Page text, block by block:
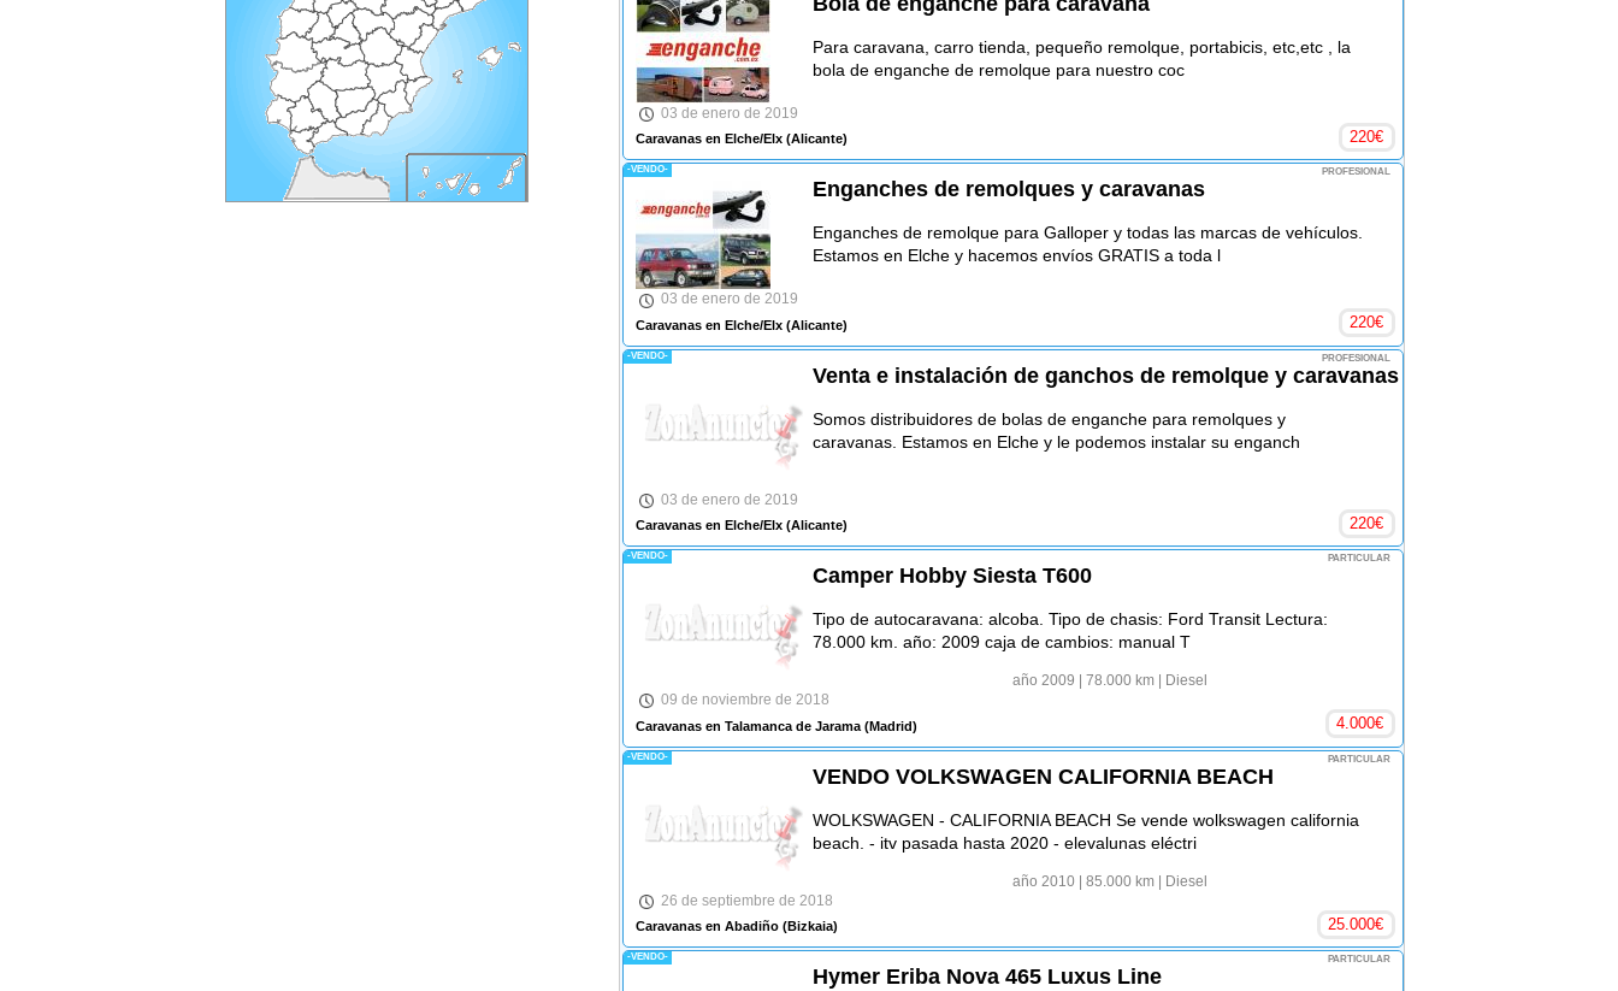
Para caravana, carro tienda, pequeño remolque, portabicis, etc,etc , la
bola de enganche de remolque para nuestro coc
03 de enero de 2019
Caravanas en Elche/Elx(Alicante) 220€
-VENDO- PROFESIONAL
Enganches de remolques y caravanas
Enganches de remolque para Galloper y todas las marcas de vehículos.
Estamos en Elche y hacemos envíos GRATIS a toda l
03 de enero de 2019
Caravanas en Elche/Elx(Alicante) 220€
-VENDO- PROFESIONAL
Venta e instalación de ganchos de remolque y caravanas
Somos distribuidores de bolas de enganche para remolques y
caravanas. Estamos en Elche y le podemos instalar su enganch
03 de enero de 2019
Caravanas en Elche/Elx(Alicante) 220€
-VENDO- PARTICULAR
Camper Hobby Siesta T600
Tipo de autocaravana: alcoba. Tipo de chasis: Ford Transit Lectura:
78.000 km. año: 2009 caja de cambios: manual T
año 2009 | 78.000 km | Diesel
09 de noviembre de 2018
Caravanas en Talamanca de Jarama(Madrid) 4.000€
-VENDO- PARTICULAR
VENDO VOLKSWAGEN CALIFORNIA BEACH
WOLKSWAGEN - CALIFORNIA BEACH Se vende wolkswagen california
beach. - itv pasada hasta 2020 - elevalunas eléctri
año 2010 | 85.000 km | Diesel
26 de septiembre de 2018
Caravanas en Abadiño(Bizkaia) 25.000€
-VENDO- PARTICULAR
Hymer Eriba Nova 465 Luxus Line